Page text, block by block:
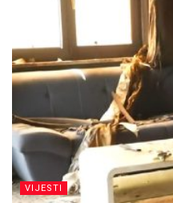
VIJESTI